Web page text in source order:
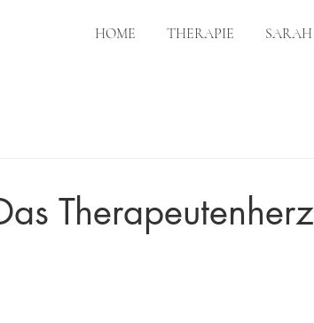
HOME THERAPIE SARAH
Therapeutenherz